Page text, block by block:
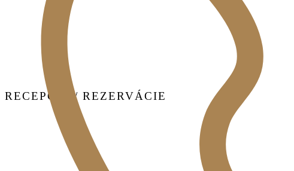
RECEPCIA / REZERVÁCIE